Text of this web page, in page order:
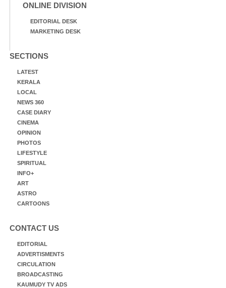
ONLINE DIVISION
EDITORIAL DESK
MARKETING DESK
SECTIONS
LATEST
KERALA
LOCAL
NEWS 360
CASE DIARY
CINEMA
OPINION
PHOTOS
LIFESTYLE
SPIRITUAL
INFO+
ART
ASTRO
CARTOONS
CONTACT US
EDITORIAL
ADVERTISMENTS
CIRCULATION
BROADCASTING
KAUMUDY TV ADS